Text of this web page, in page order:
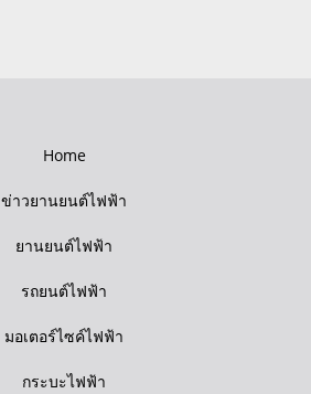
Home
ข่าวยานยนต์ไฟฟ้า
ยานยนต์ไฟฟ้า
รถยนต์ไฟฟ้า
มอเตอร์ไซค์ไฟฟ้า
กระบะไฟฟ้า